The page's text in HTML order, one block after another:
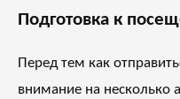
Подготовка к
Перед тем как
внимание на несколько